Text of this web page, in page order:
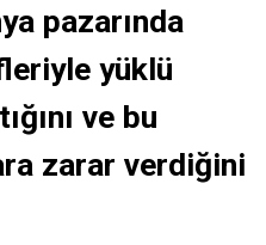
pazarında
yüklü
ve bu
zarar verdiğini